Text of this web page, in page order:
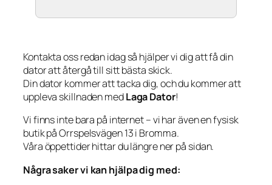
Kontakta oss redan idag så hjälper vi dig att få din
dator att återgå till sitt bästa skick.
Din dator kommer att tacka dig, och du kommer att
uppleva skillnaden medLaga Dator!
Vi finns inte bara på internet – vi har även en fysisk
butik på Orrspelsvägen 13 i Bromma.
Våra öppettider hittar du längre ner på sidan.
Några saker vi kan hjälpa dig med: